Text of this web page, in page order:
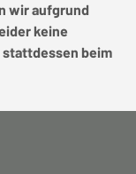
wir aufgrund
keine
beim